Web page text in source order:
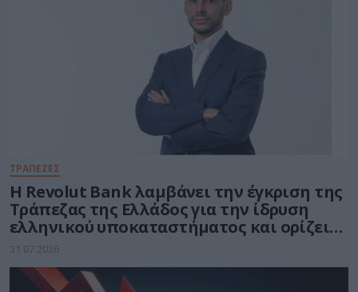
ΤΡΑΠΕΖΕΣ
Η Revolut Bank λαμβάνει την έγκριση της
Τράπεζας της Ελλάδος για την ίδρυση
ελληνικού υποκαταστήματος και ορίζει
τον Βασίλη Αμεράνη Γενικό Διευθυντή
31.07.2026